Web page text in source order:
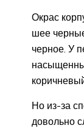
Окрас
шее
черное. У
Но из-за
довольно